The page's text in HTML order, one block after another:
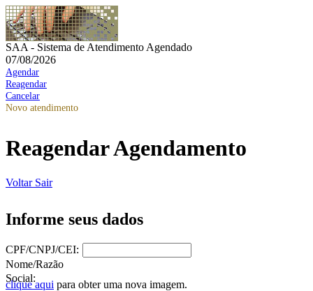
SAA - Sistema de Atendimento Agendado
07/08/2026
Agendar
Reagendar
Cancelar
Novo atendimento
Reagendar Agendamento
Voltar Sair
Informe seus dados
CPF/CNPJ/CEI:
Nome/Razão
Social:
clique aqui para obter uma nova imagem.